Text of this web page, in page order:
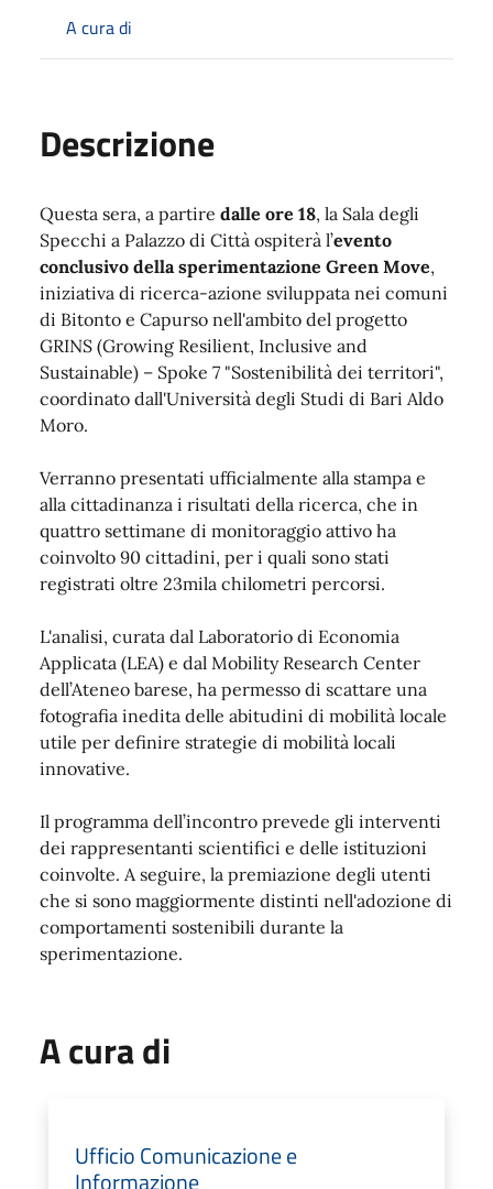
A cura di
Descrizione
Questa sera, a partire dalle ore 18, la Sala degli
Specchi a Palazzo di Città ospiterà l’evento
conclusivo della sperimentazione Green Move,
iniziativa di ricerca-azione sviluppata nei comuni
di Bitonto e Capurso nell'ambito del progetto
GRINS (Growing Resilient, Inclusive and
Sustainable) – Spoke 7 "Sostenibilità dei territori",
coordinato dall'Università degli Studi di Bari Aldo
Moro.
Verranno presentati ufficialmente alla stampa e
alla cittadinanza i risultati della ricerca, che in
quattro settimane di monitoraggio attivo ha
coinvolto 90 cittadini, per i quali sono stati
registrati oltre 23mila chilometri percorsi.
L'analisi, curata dal Laboratorio di Economia
Applicata (LEA) e dal Mobility Research Center
dell’Ateneo barese, ha permesso di scattare una
fotografia inedita delle abitudini di mobilità locale
utile per definire strategie di mobilità locali
innovative.
Il programma dell’incontro prevede gli interventi
dei rappresentanti scientifici e delle istituzioni
coinvolte. A seguire, la premiazione degli utenti
che si sono maggiormente distinti nell'adozione di
comportamenti sostenibili durante la
sperimentazione.
A cura di
Ufficio Comunicazione e
Informazione